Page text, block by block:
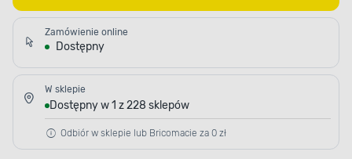
Zamówienie online
Dostępny
W sklepie
Dostępny w 1 z 228 sklepów
Odbiór w sklepie lub Bricomacie za 0 zł